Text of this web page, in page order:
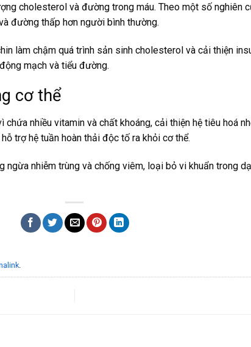
cholesterol và đường trong máu. Theo một số nghiên
đường thấp hơn người bình thường.
làm chậm quá trình sản sinh cholesterol và cải thiện
mạch và tiểu đường.
cơ thể
nhiều vitamin và chất khoáng, cải thiện hệ tiêu hoá
trợ hệ tuần hoàn thải độc tố ra khỏi cơ thể.
ngừa nhiễm trùng và chống viêm, loại bỏ vi khuẩn trong
.